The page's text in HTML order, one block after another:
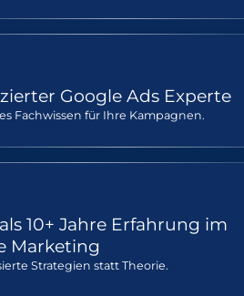
Google Ads Experte
Fachwissen für Ihre Kampagnen.
10+ Jahre Erfahrung im
Marketing
Strategien statt Theorie.